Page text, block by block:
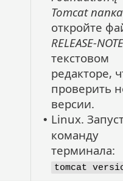
Tomcat
откройте
RELEASE-
текстовом
редакторе,
проверить
версии.
• Linux.
команду
терминала:
tomcat